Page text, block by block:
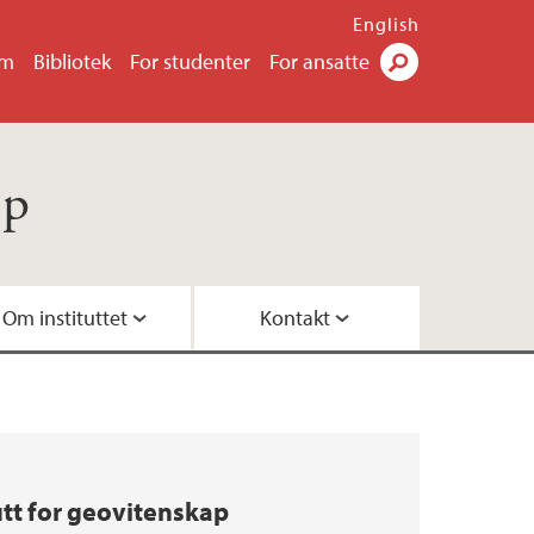
Bibliotek For studenter For ansatte
English
Om instituttet Kontakt
for geovitenskap